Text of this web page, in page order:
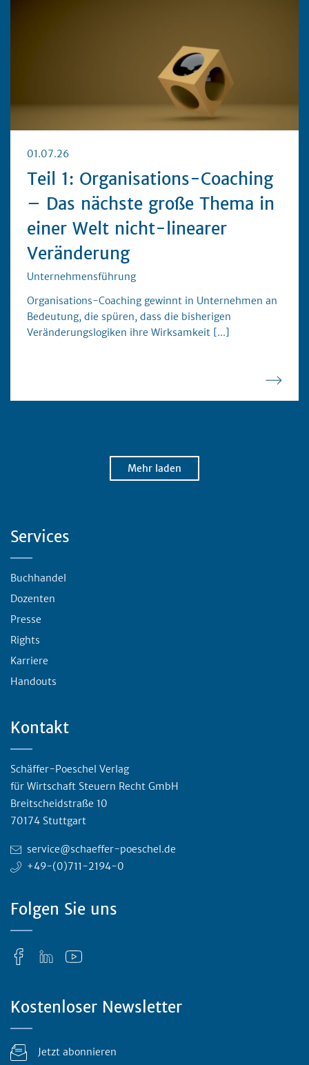
01.07.26
Teil 1: Organisations-Coaching
– Das nächste große Thema in
einer Welt nicht-linearer
Veränderung
Unternehmensführung
Organisations-Coaching gewinnt in Unternehmen an
Bedeutung, die spüren, dass die bisherigen
Veränderungslogiken ihre Wirksamkeit [...]
Mehr laden
Services
Buchhandel
Dozenten
Presse
Rights
Karriere
Handouts
Kontakt
Schäffer-Poeschel Verlag
für Wirtschaft Steuern Recht GmbH
Breitscheidstraße 10
70174 Stuttgart
service@schaeffer-poeschel.de
+49-(0)711-2194-0
Folgen Sie uns
Kostenloser Newsletter
Jetzt abonnieren